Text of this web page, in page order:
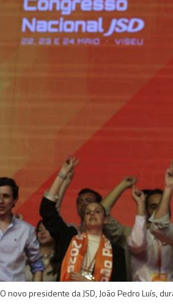
O novo presidente da JSD, João Pedro Luís,